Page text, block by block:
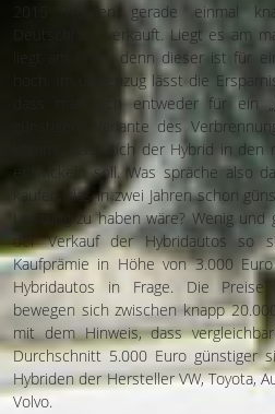
2015 wurden gerade einmal
Deutschland verkauft. Liegt es am
liegt am Preis, denn dieser ist für
hoch. Im Gegenzug lässt die
dass man sich entweder für ein
günstigere Variante des
kommt, dass sich der Hybrid in den
entwickeln soll. Was spräche also
kaufen, das in zwei Jahren schon
Leistung zu haben wäre? Wenig
der Verkauf der Hybridautos so
Kaufprämie in Höhe von 3.000
Hybridautos in Frage. Die
bewegen sich zwischen knapp
mit dem Hinweis, dass
Durchschnitt 5.000 Euro günstiger
Hybriden der Hersteller VW, Toyota,
Volvo.